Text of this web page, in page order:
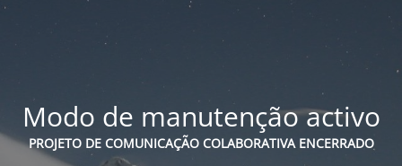
Modo de manutenção activo
PROJETO DE COMUNICAÇÃO COLABORATIVA ENCERRADO